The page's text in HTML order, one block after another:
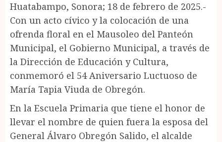
Huatabampo, Sonora; 18 de febrero de 2025.-
Con un acto cívico y la colocación de una
ofrenda floral en el Mausoleo del Panteón
Municipal, el Gobierno Municipal, a través de
la Dirección de Educación y Cultura,
conmemoró el 54 Aniversario Luctuoso de
María Tapia Viuda de Obregón.
En la Escuela Primaria que tiene el honor de
llevar el nombre de quien fuera la esposa del
General Álvaro Obregón Salido, el alcalde